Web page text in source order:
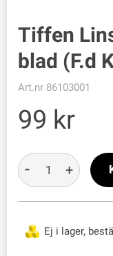
Tiffen
blad (F.d
Art.nr 86103001
99
Ej i lager,
- +